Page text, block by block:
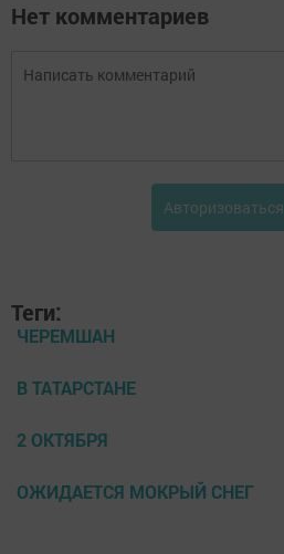
Нет комментариев
Авторизоваться
Теги:
ЧЕРЕМШАН
В ТАТАРСТАНЕ
2 ОКТЯБРЯ
ОЖИДАЕТСЯ МОКРЫЙ СНЕГ